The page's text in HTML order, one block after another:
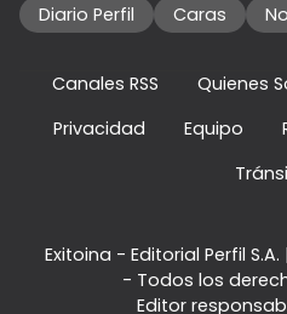
Diario Perfil Caras
Canales RSS Quienes
Privacidad
Equipo
Exitoina - Editorial Perfil S.A.
- Todos los
Editor